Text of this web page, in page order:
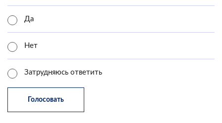
Да
Нет
Затрудняюсь ответить